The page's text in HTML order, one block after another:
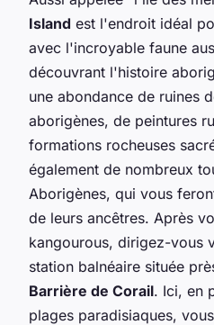
Island est l'endroit idéal
avec l'incroyable faune
découvrant l'histoire
une abondance de ruines
aborigènes, de peintures
formations rocheuses
également de nombreux
Aborigènes, qui vous
de leurs ancêtres. Après
kangourous, dirigez-vous
station balnéaire située
Barrière de Corail. Ici, en
plages paradisiaques,